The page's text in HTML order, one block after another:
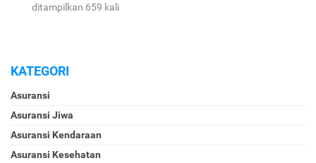
ditampilkan 659 kali
KATEGORI
Asuransi
Asuransi Jiwa
Asuransi Kendaraan
Asuransi Kesehatan